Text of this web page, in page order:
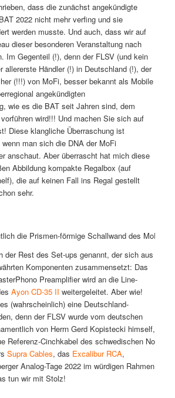
dass die zunächst angekündigte
2022 nicht mehr verfing und sie
werden musste. Und auch, dass wir auf
dieser besonderen Veranstaltung nach
Im Gegenteil (!), denn der FLSV (und kein
allererste Händler (!) in Deutschland (!), der
(!!!) von MoFi, besser bekannt als Mobile
angekündigten
wie es die BAT seit Jahren sind, dem
wird!!! Und machen Sie sich auf
Diese klangliche Überraschung ist
man sich die DNA der MoFi
anschaut. Aber überrascht hat mich diese
Abbildung kompakte Regalbox (auf
die auf keinen Fall ins Regal gestellt
sehr.
die Prismen-förmige Schallwand des MoFi
der Rest des Set-ups genannt, der sich aus
Komponenten zusammensetzt: Das
Preamplifier wird an die Line-
Ayon CD-35 II weitergeleitet. Aber wie!
(wahrscheinlich) eine Deutschland-
denn der FLSV wurde vom deutschen
von Herrn Gerd Kopistecki himself,
Referenz-Cinchkabel des schwedischen No
Supra Cables, das Excalibur RCA,
Analog-Tage 2022 im würdigen Rahmen
tun wir mit Stolz!